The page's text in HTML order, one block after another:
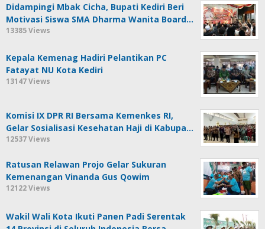
Didampingi Mbak Cicha, Bupati Kediri Beri
Motivasi Siswa SMA Dharma Wanita Board…
13385 Views
Kepala Kemenag Hadiri Pelantikan PC
Fatayat NU Kota Kediri
13147 Views
Komisi IX DPR RI Bersama Kemenkes RI,
Gelar Sosialisasi Kesehatan Haji di Kabupa…
12537 Views
Ratusan Relawan Projo Gelar Sukuran
Kemenangan Vinanda Gus Qowim
12122 Views
Wakil Wali Kota Ikuti Panen Padi Serentak